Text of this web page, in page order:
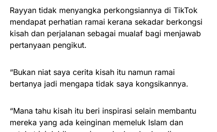
Rayyan tidak menyangka perkongsiannya di TikTok
mendapat perhatian ramai kerana sekadar berkongsi
kisah dan perjalanan sebagai mualaf bagi menjawab
pertanyaan pengikut.
“Bukan niat saya cerita kisah itu namun ramai
bertanya jadi mengapa tidak saya kongsikannya.
“Mana tahu kisah itu beri inspirasi selain membantu
mereka yang ada keinginan memeluk Islam dan